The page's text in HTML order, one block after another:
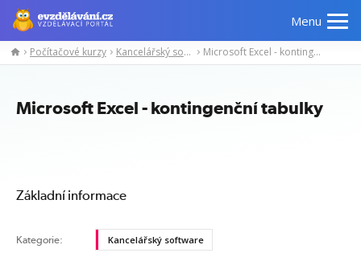
Menu
Manažerské
Odborné
Počítačové
Počítačové kurzy Kancelářský software Microsoft Excel - kontingenční tabulky
Microsoft Excel - kontingenční tabulky
Základní informace
Kategorie: Kancelářský software